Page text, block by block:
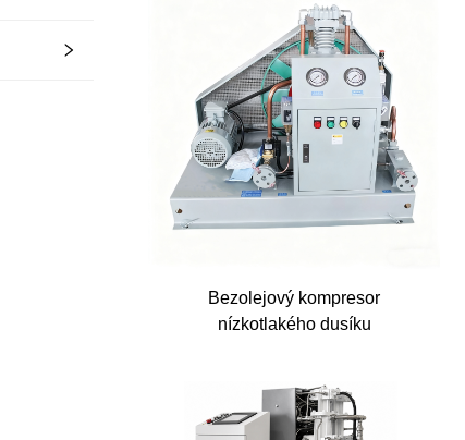
Bezolejový kompresor
nízkotlakého dusíku